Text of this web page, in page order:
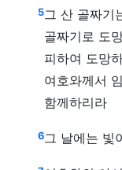
5그 산 골짜기
골짜기로 도
피하여 도망
여호와께서
함께하리라
6그 날에는 빛